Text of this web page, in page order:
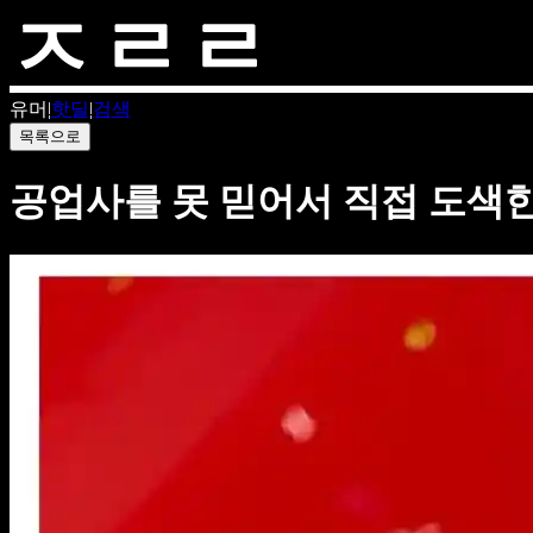
유머 |핫딜|검색
목록으로
공업사를 못 믿어서 직접 도색